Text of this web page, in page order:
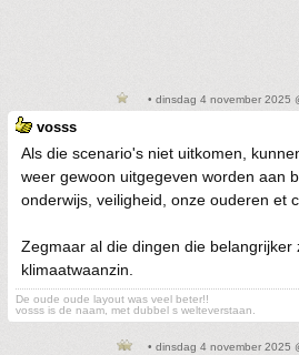
• dinsdag 4 november 2025
vosss
Als die scenario's niet uitkomen,
weer gewoon uitgegeven worden aan
onderwijs, veiligheid, onze ouderen et
Zegmaar al die dingen die belangrijker
klimaatwaanzin.
De oude oude layout was veel beter!!
vosss is de naam, met dubbel s welteverstaan.
• dinsdag 4 november 2025